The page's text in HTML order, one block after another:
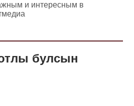
и интересным в
булсын